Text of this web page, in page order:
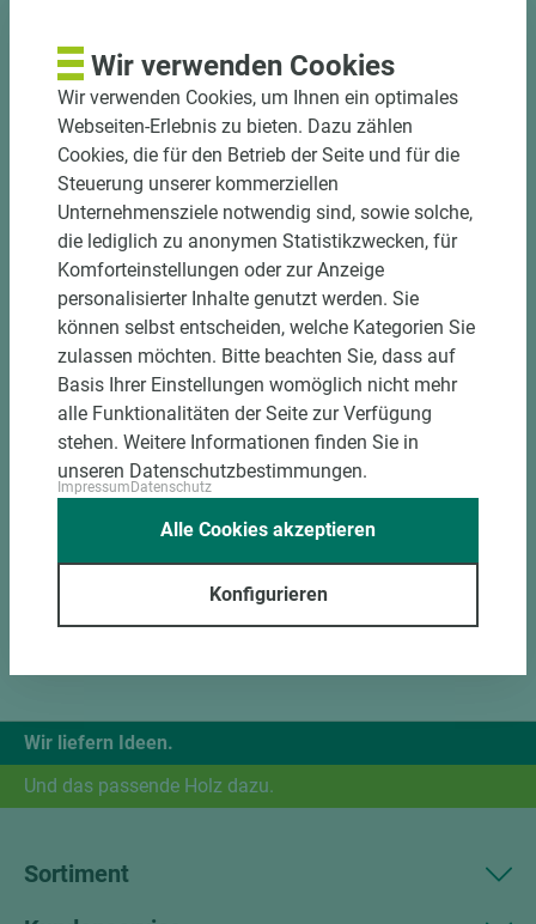
und winkelgenau
Hohe und präzise Leistung durch
halbautomatische Beschickung
Einzelteiletikettierung auf Wunsch möglich
Materialschonende und kundengerechte
Verpackung der Fixmaße
Jetzt Zuschnitt anfragen
Wir liefern Ideen.
Und das passende Holz dazu.
Sortiment
Wir verwenden Cookies
Wir verwenden Cookies, um Ihnen ein optimales
Webseiten-Erlebnis zu bieten. Dazu zählen
Cookies, die für den Betrieb der Seite und für die
Steuerung unserer kommerziellen
Unternehmensziele notwendig sind, sowie solche,
die lediglich zu anonymen Statistikzwecken, für
Komforteinstellungen oder zur Anzeige
personalisierter Inhalte genutzt werden. Sie
können selbst entscheiden, welche Kategorien Sie
zulassen möchten. Bitte beachten Sie, dass auf
Basis Ihrer Einstellungen womöglich nicht mehr
alle Funktionalitäten der Seite zur Verfügung
stehen. Weitere Informationen finden Sie in
unseren Datenschutzbestimmungen.
ImpressumDatenschutz
Konfigurieren
Alle Cookies akzeptieren